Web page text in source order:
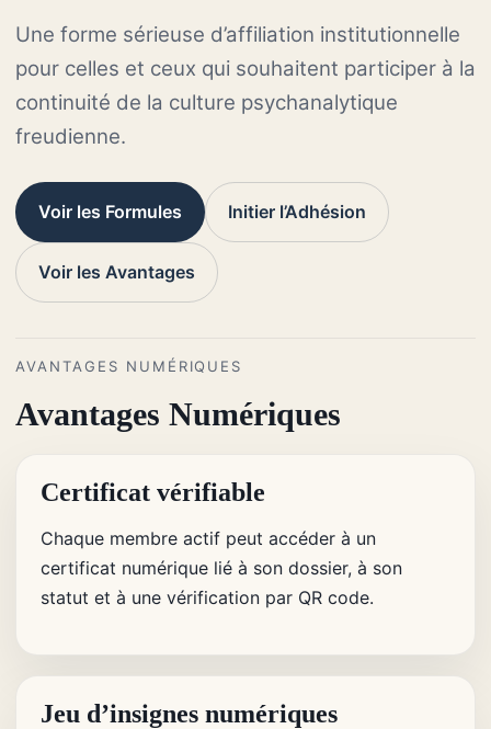
Une forme sérieuse d’affiliation institutionnelle
pour celles et ceux qui souhaitent participer à la
continuité de la culture psychanalytique
freudienne.
Voir les Formules Initier l’Adhésion
Voir les Avantages
AVANTAGES NUMÉRIQUES
Avantages Numériques
Certificat vérifiable
Chaque membre actif peut accéder à un
certificat numérique lié à son dossier, à son
statut et à une vérification par QR code.
Jeu d’insignes numériques